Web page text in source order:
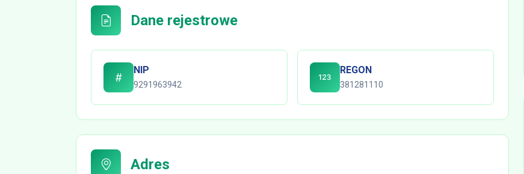
Dane rejestrowe
NIP
9291963942
REGON
381281110
Adres